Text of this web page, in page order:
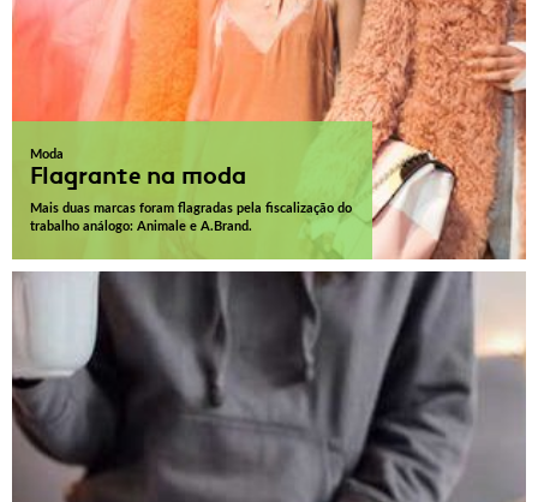
Moda
Flagrante na moda
Mais duas marcas foram flagradas pela fiscalização do
trabalho análogo: Animale e A.Brand.